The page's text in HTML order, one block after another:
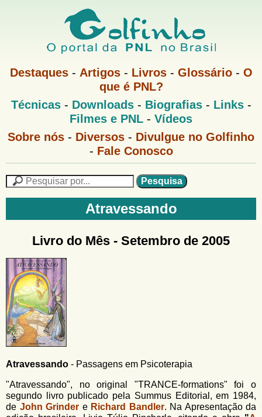
Pular
para
o
principal
G
f
i
n
h
o
M
u
Destaques- Artigos- Livros- Glossário- O
que é PNL?
M
e
P
Técnicas- Downloads- Biografias- Links-
Filmes e PNL - Vídeos
G
n
u
Sobre nós - Diversos - Divulgue no Golfinho
- Fale Conosco
F
u
l
á
r
i
d
e
b
e
a
o
G
o
l
f
i
n
o
Atravessando
Livro do Mês - Setembro de 2005
Atravessando - Passagens em Psicoterapia
"Atravessando", no original "TRANCE-formations" foi o
segundo livro publicado pela Summus Editorial, em 1984,
de John Grinder e Richard Bandler. Na Apresentação da